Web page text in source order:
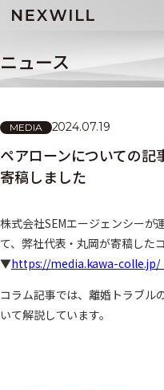
ニュース
MEDIA 2024.07.19
ペアローンについての記
寄稿しました
株式会社SEMエージェンシーが
て、弊社代表・丸岡が寄稿した
▼https://media.kawa-colle.jp/
コラム記事では、離婚トラブル
いて解説しています。